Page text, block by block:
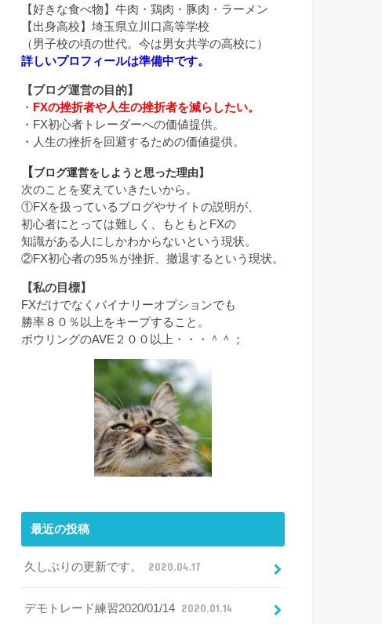
【好きな食べ物】牛肉・鶏肉・豚肉・ラーメン
【出身高校】埼玉県立川口高等学校
（男子校の頃の世代。今は男女共学の高校に）
詳しいプロフィールは準備中です。
【ブログ運営の目的】
・ FXの挫折者や人生の挫折者を減らしたい。
・FX初心者トレーダーへの価値提供。
・人生の挫折を回避するための価値提供。
【ブログ運営をしようと思った理由】
次のことを変えていきたいから。
①FXを扱っているブログやサイトの説明が、
初心者にとっては難しく、もともとFXの
知識がある人にしかわからないという現状。
②FX初心者の95％が挫折、撤退するという現状。
【私の目標】
FXだけでなくバイナリーオプションでも
勝率８０％以上をキープすること。
ボウリングのAVE２００以上・・・＾＾；
最近の投稿
久しぶりの更新です。 2020.04.17
デモトレード練習2020/01/14 2020.01.14